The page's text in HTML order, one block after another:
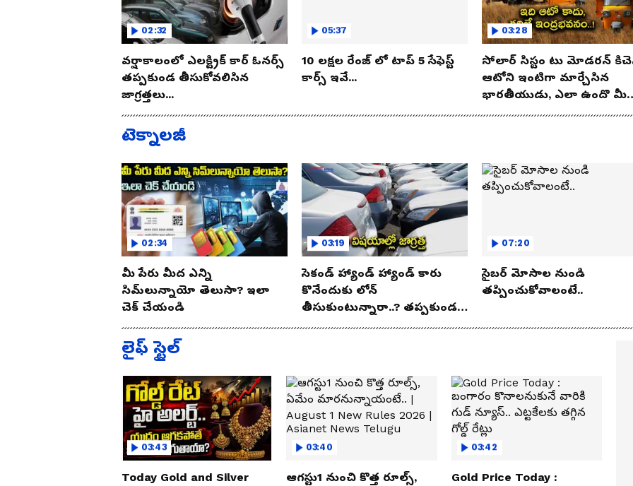
02:32
వర్షాకాలంలో ఎలక్ట్రిక్ కార్ ఓనర్స్
తప్పకుండ తీసుకోవలిసిన
జాగ్రత్తలు...
05:37
10 లక్షల రేంజ్ లో టాప్ 5 సేఫెస్ట్
కార్స్ ఇవే...
03:28
సోలార్ సిస్టం టు మోడరన్
ఆటోని ఇంటిగా మార్చేసిన
భారతీయుడు, ఎలా ఉందొ
టెక్నాలజీ
02:34
మీ పేరు మీద ఎన్ని
సిమ్‌లున్నాయో తెలుసా? ఇలా
చెక్ చేయండి
03:19
సెకండ్ హ్యాండ్ హ్యాండ్ కారు
కొనేందుకు లోన్
తీసుకుంటున్నారా..? తప్పకుండ
07:20
సైబర్ మోసాల నుండి
తప్పించుకోవాలంటే..
లైఫ్ స్టైల్
03:43
Today Gold and Silver
03:40
ఆగస్టు1 నుంచి కొత్త రూల్స్,
03:42
Gold Price Today :